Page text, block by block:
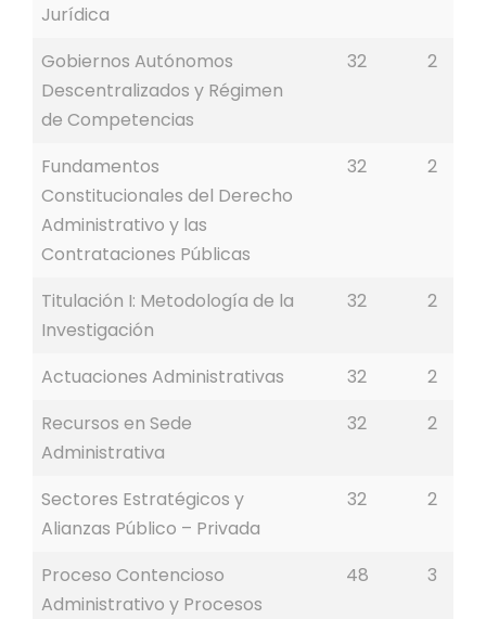
Jurídica
Gobiernos Autónomos
Descentralizados y Régimen
de Competencias
32 2
Fundamentos
Constitucionales del Derecho
Administrativo y las
Contrataciones Públicas
32 2
Titulación I: Metodología de la
Investigación
32 2
Actuaciones Administrativas 32
2
Recursos en Sede
Administrativa
32 2
Sectores Estratégicos y
Alianzas Público – Privada
32 2
Proceso Contencioso
Administrativo y Procesos
48 3